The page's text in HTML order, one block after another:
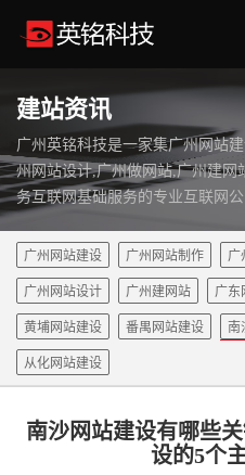
建站资讯
广州英铭科技是一家集广州网站
州网站设计,广州做网站,广州建网
务互联网基础服务的专业互联网公
广州网站建设 广州网站制作 广
广州网站设计 广州建网站 广东
黄埔网站建设 番禺网站建设 南
从化网站建设
南沙网站建设有哪些
设的5个